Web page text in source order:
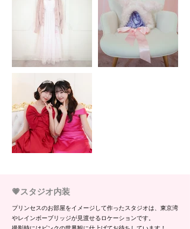
💗スタジオ内装
​プリンセスのお部屋をイメージして作ったスタジオは、東京湾
やレインボーブリッジが見渡せるロケーションです。